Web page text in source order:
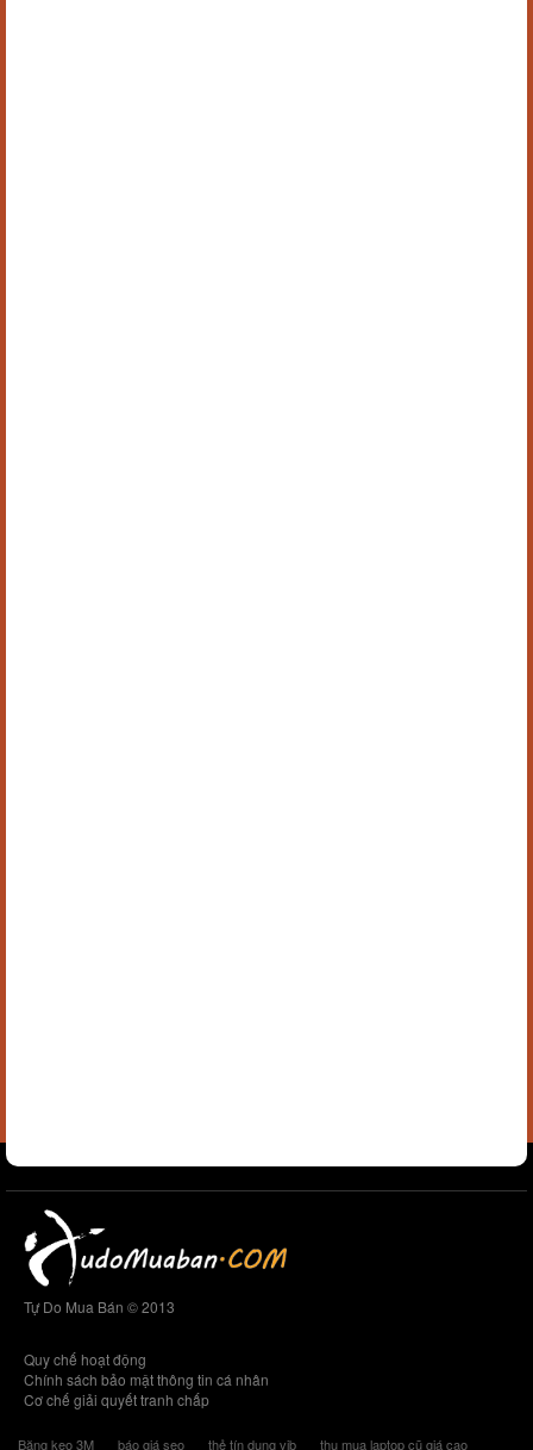
Tự Do Mua Bán © 2013
Quy chế hoạt động
Chính sách bảo mật thông tin cá nhân
Cơ chế giải quyết tranh chấp
Băng keo 3M báo giá seo thẻ tín dụng vib thu mua laptop cũ giá cao